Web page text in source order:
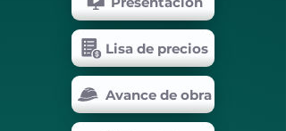
Lisa de precios
Avance de obra